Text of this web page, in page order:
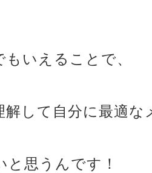
いえることで、
解して自分に最適な
思うんです！